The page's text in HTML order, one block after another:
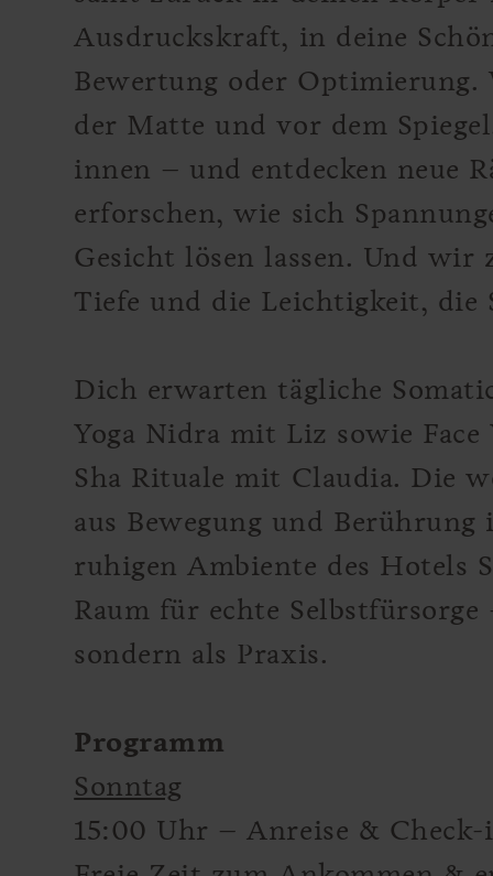
Ausdruckskraft, in deine
Bewertung oder Optimierung.
der Matte und vor dem
innen – und entdecken neue
erforschen, wie sich
Gesicht lösen lassen. Und wir
Tiefe und die Leichtigkeit, die
Dich erwarten tägliche
Yoga Nidra mit Liz sowie Face
Sha Rituale mit Claudia. Die
aus Bewegung und Berührung
ruhigen Ambiente des Hotels
Raum für echte
sondern als Praxis.
Programm
Sonntag
15:00 Uhr – Anreise & Check-